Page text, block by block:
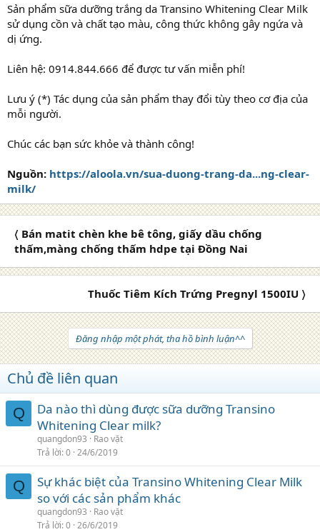
Sản phẩm sữa dưỡng trắng da Transino Whitening Clear Milk
sử dụng cồn và chất tạo màu, công thức không gây ngứa và
dị ứng.
Liên hệ: 0914.844.666 để được tư vấn miễn phí!
Lưu ý (*) Tác dụng của sản phẩm thay đổi tùy theo cơ địa của
mỗi người.
Chúc các bạn sức khỏe và thành công!
Nguồn: https://aloola.vn/sua-duong-trang-da...ng-clear-
milk/
〈 Bán matit chèn khe bê tông, giấy dầu chống
thấm,màng chống thấm hdpe tại Đồng Nai
Thuốc Tiêm Kích Trứng Pregnyl 1500IU 〉
Đăng nhập một phát, tha hồ bình luận^^
Chủ đề liên quan
Q
Da nào thì dùng được sữa dưỡng Transino
Whitening Clear milk?
quangdon93
Rao vặt
Trả lời 0 24/6/2019
Q
Sự khác biệt của Transino Whitening Clear Milk
so với các sản phẩm khác
quangdon93
Rao vặt
Trả lời 0 26/6/2019